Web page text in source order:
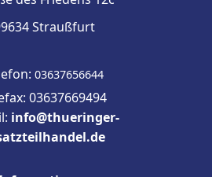
Straußfurt
03637656644
03637669494
info@thueringer-